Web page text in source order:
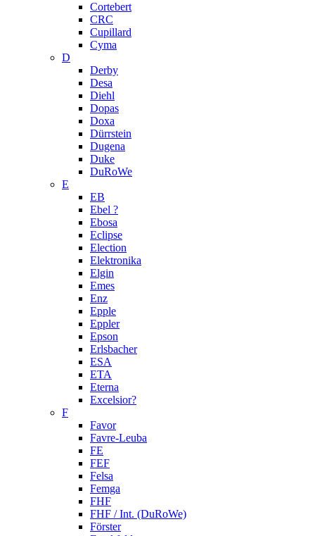
Cortebert
CRC
Cupillard
Cyma
D
Derby
Desa
Diehl
Dopas
Doxa
Dürrstein
Dugena
Duke
DuRoWe
E
EB
Ebel ?
Ebosa
Eclipse
Election
Elektronika
Elgin
Emes
Enz
Epple
Eppler
Epson
Erlsbacher
ESA
ETA
Eterna
Excelsior?
F
Favor
Favre-Leuba
FE
FEF
Felsa
Femga
FHF
FHF / Int. (DuRoWe)
Förster